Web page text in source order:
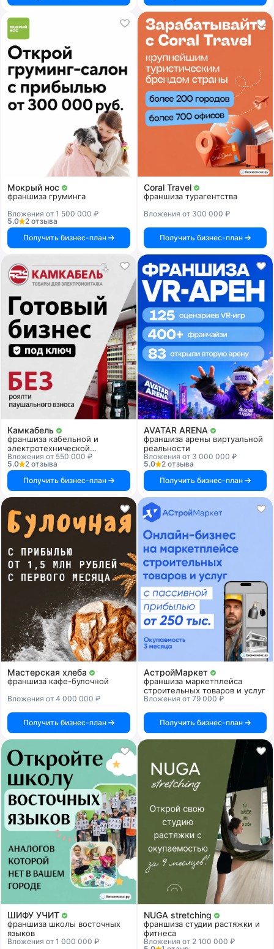
Мокрый нос
франшиза груминга
Вложения от 1 500 000 ₽
5.0
2 отзыва
Получить бизнес-план
Coral Travel
франшиза турагентства
Вложения от 300 000 ₽
Получить бизнес-план
Камкабель
франшиза кабельной и
электротехнической
продукции
Вложения от 550 000 ₽
5.0
2 отзыва
Получить бизнес-план
AVATAR ARENA
франшиза арены виртуальной
реальности
Вложения от 3 000 000 ₽
5.0
2 отзыва
Получить бизнес-план
Мастерская хлеба
франшиза кафе-булочной
Вложения от 4 000 000 ₽
Получить бизнес-план
АстройМаркет
франшиза маркетплейса
строительных товаров и услуг
Вложения от 79 000 ₽
Получить бизнес-план
ШИФУ УЧИТ
франшиза школы восточных
языков
Вложения от 1 000 000 ₽
NUGA stretching
франшиза студии растяжки и
фитнеса
Вложения от 2 100 000 ₽